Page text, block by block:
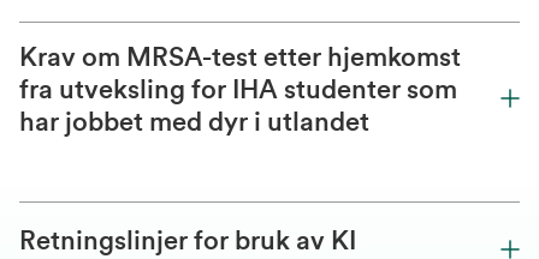
Krav om MRSA-test etter hjemkomst
fra utveksling for IHA studenter som
har jobbet med dyr i utlandet
Retningslinjer for bruk av KI